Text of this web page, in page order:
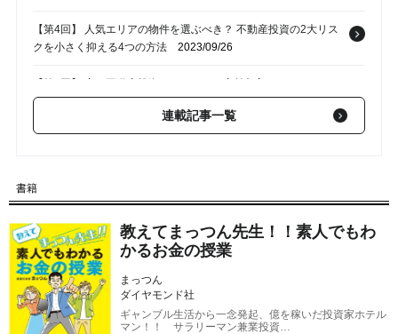
【第4回】 人気エリアの物件を選ぶべき？ 不動産投資の2大リス
クを小さく抑える4つの方法 2023/09/26
節税効果や相続対策にもなる2023/09/25
【第1回】 中長期の運用スタンスが成功の秘訣！ 初めての不動産
連載記事一覧
書籍
教えてまっつん先生！！素人でもわ
かるお金の授業
まっつん
ダイヤモンド社
ギャンブル生活から一念発起、億を稼いだ投資家ホテル
マン！！ サラリーマン兼業投資…